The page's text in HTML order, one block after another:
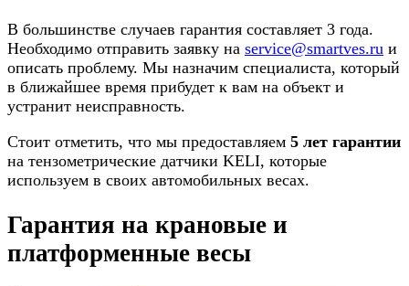
В большинстве случаев гарантия составляет 3 года.
Необходимо отправить заявку на service@smartves.ru и
описать проблему. Мы назначим специалиста, который
в ближайшее время прибудет к вам на объект и
устранит неисправность.
Стоит отметить, что мы предоставляем 5 лет гарантии
на тензометрические датчики KELI, которые
используем в своих автомобильных весах.
Гарантия на крановые и
платформенные весы